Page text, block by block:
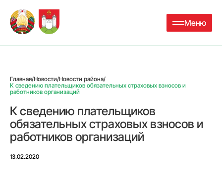
Меню
Главная/Новости/Новости района/
К сведению плательщиков обязательных страховых взносов и
работников организаций
К сведению плательщиков
обязательных страховых взносов и
работников организаций
13.02.2020